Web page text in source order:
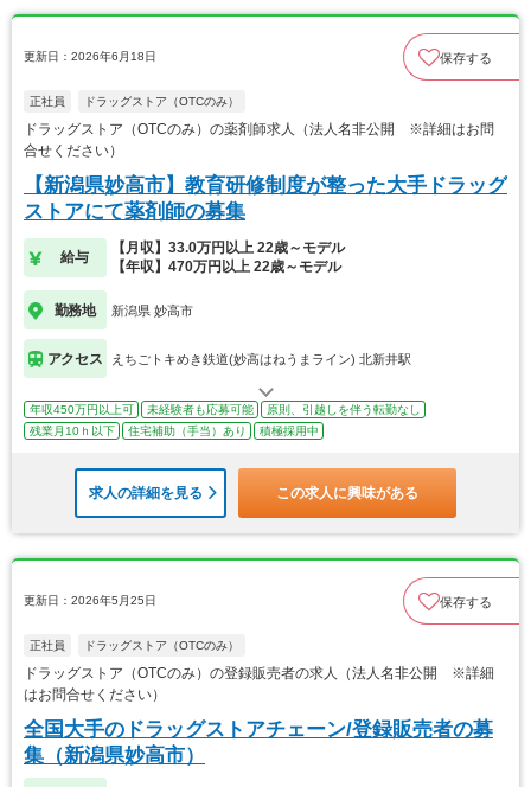
更新日：2026年6月18日 保存する
正社員 ドラッグストア（OTCのみ）
ドラッグストア（OTCのみ）の薬剤師求人（法人名非公開 ※詳細はお問
合せください）
【新潟県妙高市】教育研修制度が整った大手ドラッグ
ストアにて薬剤師の募集
給与
【月収】33.0万円以上 22歳～モデル
【年収】470万円以上 22歳～モデル
勤務地 新潟県 妙高市
アクセス えちごトキめき鉄道(妙高はねうまライン) 北新井駅
年収450万円以上可 未経験者も応募可能
原則、引越しを伴う転勤なし
残業月10ｈ以下
住宅補助（手当）あり 積極採用中
求人の詳細を見る この求人に興味がある
更新日：2026年5月25日 保存する
正社員 ドラッグストア（OTCのみ）
ドラッグストア（OTCのみ）の登録販売者の求人（法人名非公開 ※詳細
はお問合せください）
全国大手のドラッグストアチェーン/登録販売者の募
集（新潟県妙高市）